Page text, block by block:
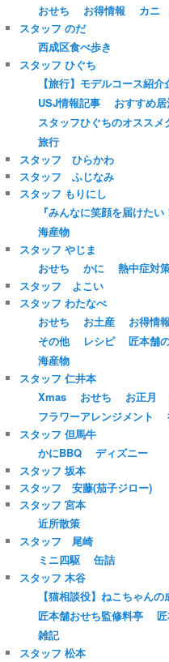
おせち
お得情報 カニ
スタッフ のだ
西成区食べ歩き
スタッフ ひぐち
【旅行】モデルコース紹介
USJ情報記事
おすすめ居
スタッフひぐちのオススメ
旅行
スタッフ ひらかわ
スタッフ ふじなみ
スタッフ もりにし
『みんなに笑顔を届けた
海産物
スタッフ やじま
おせち
かに
熱中症対
スタッフ よこい
スタッフ わたなべ
おせち
お土産 お得情報
その他
レシピ 匠本舗
海産物
スタッフ 仁井本
Xmas
おせち お正月
フラワーアレンジメント
スタッフ 但馬牛
かにBBQ
ディズニー
スタッフ 坂本
スタッフ 安藤(茄子ジロー)
スタッフ 宮本
近所散策
スタッフ 尾崎
ミニ四駆
缶詰
スタッフ 木谷
【猫相談役】ねこちゃんの
匠本舗おせち監修料亭
雑記
スタッフ 松本